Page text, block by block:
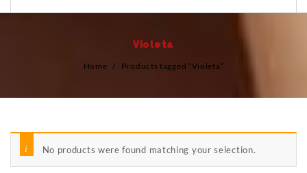
Violeta
Home / Products tagged “Violeta”
No products were found matching your selection.